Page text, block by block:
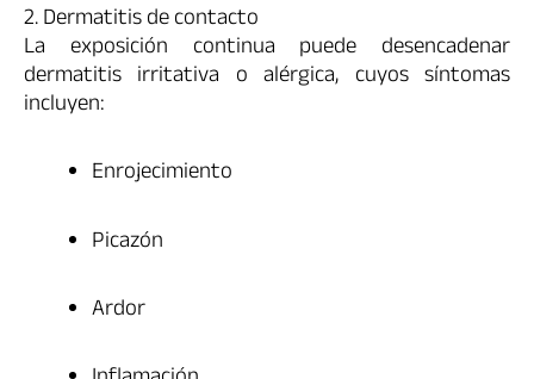
2. Dermatitis de contacto
La exposición continua puede desencadenar
dermatitis irritativa o alérgica, cuyos síntomas
incluyen:
Enrojecimiento
Picazón
Ardor